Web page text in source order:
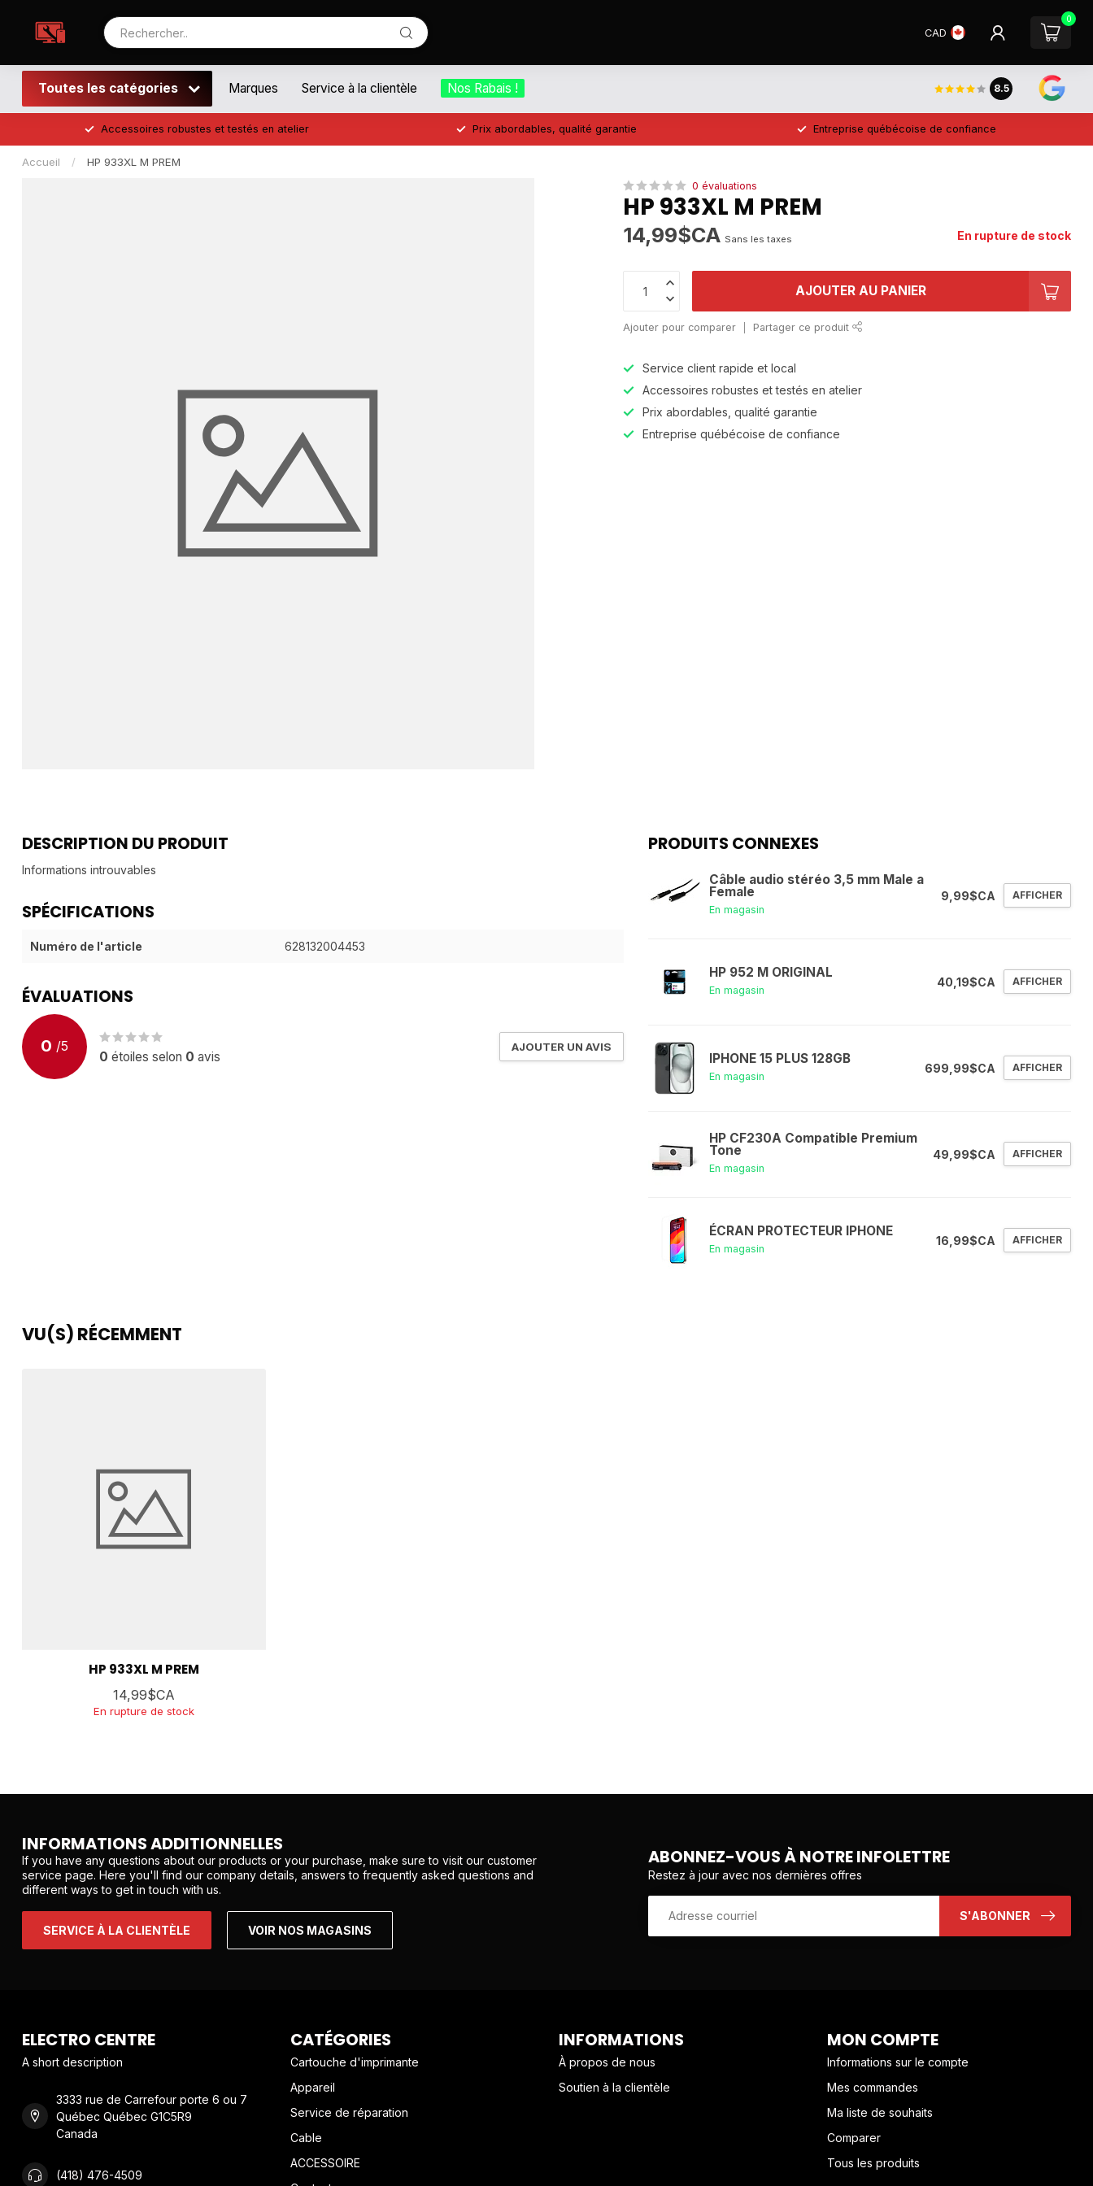
CAD
0
Toutes les catégories Marques Service à la clientèle Nos Rabais ! 8.5
Accessoires robustes et testés en atelier Prix abordables, qualité garantie Entreprise québécoise de confiance
Accueil / HP 933XL M PREM
0 évaluations
HP 933XL M PREM
14,99$CA Sans les taxes En rupture de stock
AJOUTER AU PANIER
Ajouter pour comparer Partager ce produit
Service client rapide et local
Accessoires robustes et testés en atelier
Prix abordables, qualité garantie
Entreprise québécoise de confiance
DESCRIPTION DU PRODUIT
Informations introuvables
SPÉCIFICATIONS
Numéro de l'article 628132004453
ÉVALUATIONS
0 /5
0 étoiles selon 0 avis
AJOUTER UN AVIS
PRODUITS CONNEXES
Câble audio stéréo 3,5 mm Male a
Female
En magasin
9,99$CA AFFICHER
HP 952 M ORIGINAL
En magasin
40,19$CA AFFICHER
IPHONE 15 PLUS 128GB
En magasin
699,99$CA AFFICHER
HP CF230A Compatible Premium
Tone
En magasin
49,99$CA AFFICHER
ÉCRAN PROTECTEUR IPHONE
En magasin
16,99$CA AFFICHER
VU(S) RÉCEMMENT
HP 933XL M PREM
14,99$CA
En rupture de stock
INFORMATIONS ADDITIONNELLES
If you have any questions about our products or your purchase, make sure to visit our customer
service page. Here you'll find our company details, answers to frequently asked questions and
different ways to get in touch with us.
SERVICE À LA CLIENTÈLE VOIR NOS MAGASINS
ABONNEZ-VOUS À NOTRE INFOLETTRE
Restez à jour avec nos dernières offres
S'ABONNER
ELECTRO CENTRE
A short description
3333 rue de Carrefour porte 6 ou 7
Québec Québec G1C5R9
Canada
(418) 476-4509
CATÉGORIES
Cartouche d'imprimante
Appareil
Service de réparation
Cable
ACCESSOIRE
INFORMATIONS
À propos de nous
Soutien à la clientèle
MON COMPTE
Informations sur le compte
Mes commandes
Ma liste de souhaits
Comparer
Tous les produits